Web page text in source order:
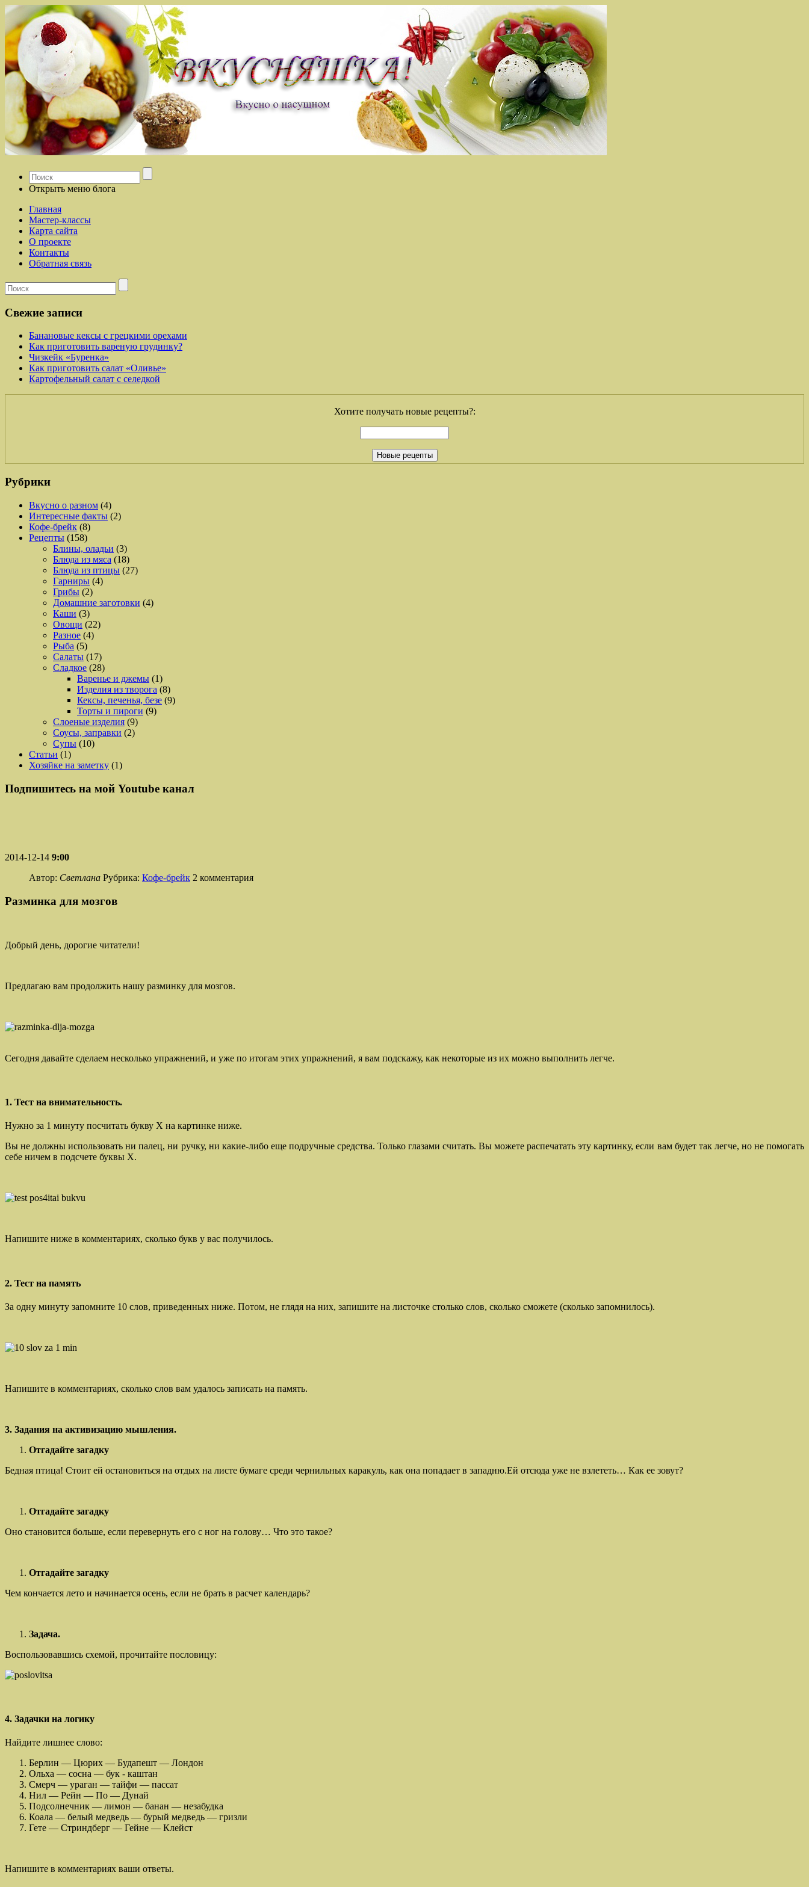
Открыть меню блога
Главная
Мастер-классы
Карта сайта
О проекте
Контакты
Обратная связь
Свежие записи
Банановые кексы с грецкими орехами
Как приготовить вареную грудинку?
Чизкейк «Буренка»
Как приготовить салат «Оливье»
Картофельный салат с селедкой
Хотите получать новые рецепты?:
Рубрики
Вкусно о разном (4)
Интересные факты (2)
Кофе-брейк (8)
Рецепты (158)
Блины, оладьи (3)
Блюда из мяса (18)
Блюда из птицы (27)
Гарниры (4)
Грибы (2)
Домашние заготовки (4)
Каши (3)
Овощи (22)
Разное (4)
Рыба (5)
Салаты (17)
Сладкое (28)
Варенье и джемы (1)
Изделия из творога (8)
Кексы, печенья, безе (9)
Торты и пироги (9)
Слоеные изделия (9)
Соусы, заправки (2)
Супы (10)
Статьи (1)
Хозяйке на заметку (1)
Подпишитесь на мой Youtube канал
2014-12-14 9:00
Автор: Светлана Рубрика: Кофе-брейк 2 комментария
Разминка для мозгов
Добрый день, дорогие читатели!
Предлагаю вам продолжить нашу разминку для мозгов.
Сегодня давайте сделаем несколько упражнений, и уже по итогам этих упражнений, я вам подскажу, как некоторые из их можно выполнить легче.
1. Тест на внимательность.
Нужно за 1 минуту посчитать букву Х на картинке ниже.
Вы не должны использовать ни палец, ни ручку, ни какие-либо еще подручные средства. Только глазами считать. Вы можете распечатать эту картинку, если вам будет так легче, но не помогать
себе ничем в подсчете буквы Х.
Напишите ниже в комментариях, сколько букв у вас получилось.
2. Тест на память
За одну минуту запомните 10 слов, приведенных ниже. Потом, не глядя на них, запишите на листочке столько слов, сколько сможете (сколько запомнилось).
Напишите в комментариях, сколько слов вам удалось записать на память.
3. Задания на активизацию мышления.
Отгадайте загадку
Бедная птица! Стоит ей остановиться на отдых на листе бумаге среди чернильных каракуль, как она попадает в западню.Ей отсюда уже не взлететь… Как ее зовут?
Отгадайте загадку
Оно становится больше, если перевернуть его с ног на голову… Что это такое?
Отгадайте загадку
Чем кончается лето и начинается осень, если не брать в расчет календарь?
Задача.
Воспользовавшись схемой, прочитайте пословицу:
4. Задачки на логику
Найдите лишнее слово:
Берлин — Цюрих — Будапешт — Лондон
Ольха — сосна — бук - каштан
Смерч — ураган — тайфи — пассат
Нил — Рейн — По — Дунай
Подсолнечник — лимон — банан — незабудка
Коала — белый медведь — бурый медведь — гризли
Гете — Стриндберг — Гейне — Клейст
Напишите в комментариях ваши ответы.